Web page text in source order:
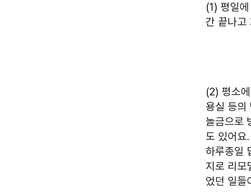
(1) 평일
간 끝나고
(2) 평소
용실 등의
놀금으로
도 있어요
하루종일
지로 리모
었던 일들